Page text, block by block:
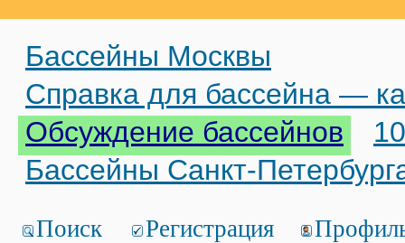
Бассейны Москвы
Справка для бассейна —
Обсуждение бассейнов
Бассейны Санкт-
Поиск Регистрация